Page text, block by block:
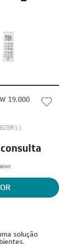
19.000
|
solução